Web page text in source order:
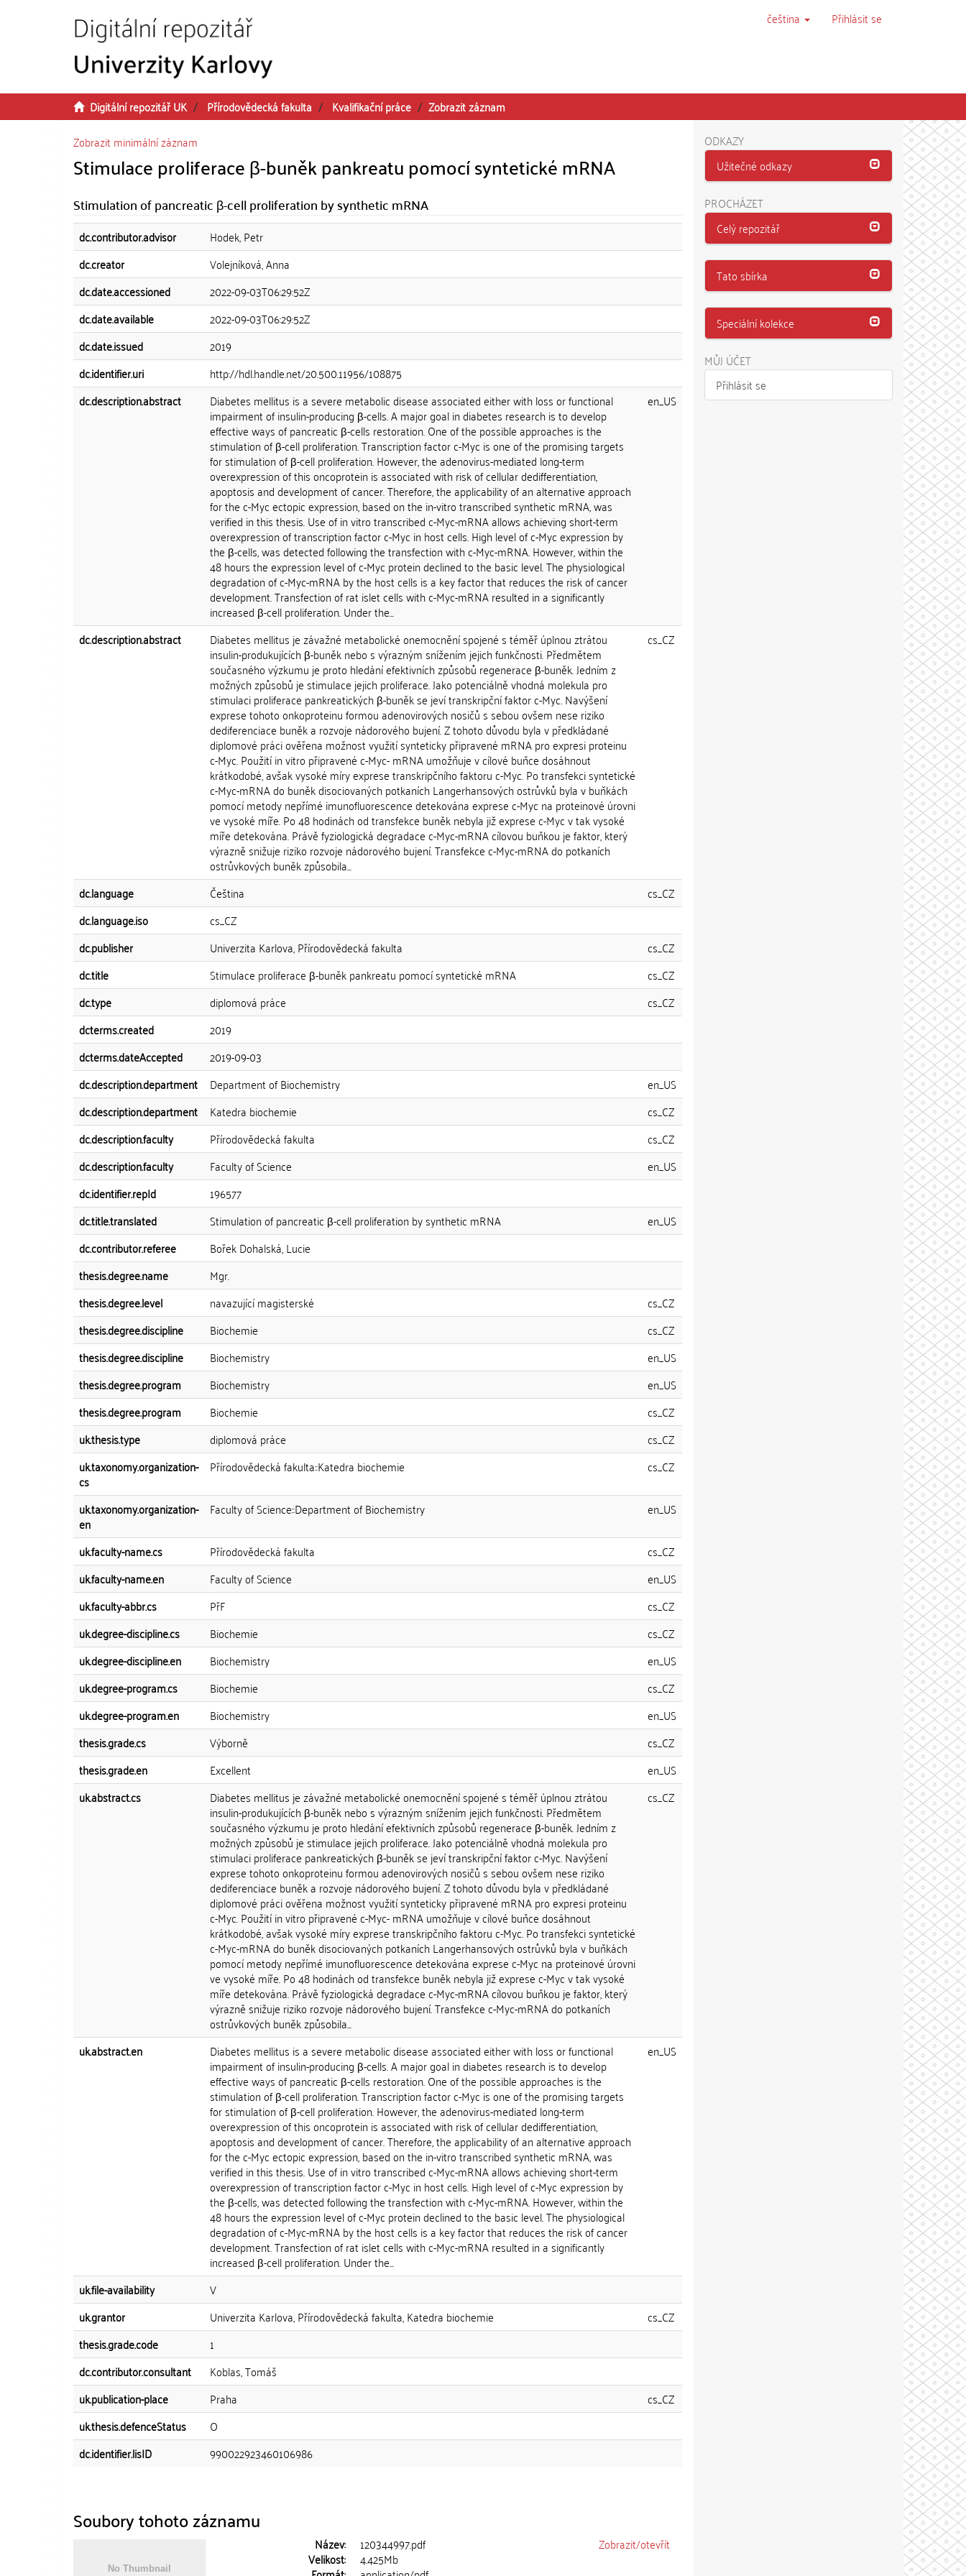
čeština Přihlásit se
Digitální repozitář UK Přírodovědecká fakulta Kvalifikační práce
Zobrazit záznam
Zobrazit minimální záznam
Stimulace proliferace β-buněk pankreatu pomocí syntetické mRNA
Stimulation of pancreatic β-cell proliferation by synthetic mRNA
dc.contributor.advisor
Hodek, Petr
dc.creator
Volejníková, Anna
dc.date.accessioned
2022-09-03T06:29:52Z
dc.date.available
2022-09-03T06:29:52Z
dc.date.issued
2019
dc.identifier.uri
http://hdl.handle.net/20.500.11956/108875
dc.description.abstract
Diabetes mellitus is a severe metabolic disease associated either with loss or functional
impairment of insulin-producing β-cells. A major goal in diabetes research is to develop
effective ways of pancreatic β-cells restoration. One of the possible approaches is the
stimulation of β-cell proliferation. Transcription factor c-Myc is one of the promising targets
for stimulation of β-cell proliferation. However, the adenovirus-mediated long-term
overexpression of this oncoprotein is associated with risk of cellular dedifferentiation,
apoptosis and development of cancer. Therefore, the applicability of an alternative approach
for the c-Myc ectopic expression, based on the in-vitro transcribed synthetic mRNA, was
verified in this thesis. Use of in vitro transcribed c-Myc-mRNA allows achieving short-term
overexpression of transcription factor c-Myc in host cells. High level of c-Myc expression by
the β-cells, was detected following the transfection with c-Myc-mRNA. However, within the
48 hours the expression level of c-Myc protein declined to the basic level. The physiological
degradation of c-Myc-mRNA by the host cells is a key factor that reduces the risk of cancer
development. Transfection of rat islet cells with c-Myc-mRNA resulted in a significantly
increased β-cell proliferation. Under the...
en_US
dc.description.abstract Diabetes mellitus je závažné metabolické onemocnění spojené s téměř úplnou ztrátou
insulin-produkujících β-buněk nebo s výrazným snížením jejich funkčnosti. Předmětem
současného výzkumu je proto hledání efektivních způsobů regenerace β-buněk. Jedním z
možných způsobů je stimulace jejich proliferace. Jako potenciálně vhodná molekula pro
stimulaci proliferace pankreatických β-buněk se jeví transkripční faktor c-Myc. Navýšení
exprese tohoto onkoproteinu formou adenovirových nosičů s sebou ovšem nese riziko
dediferenciace buněk a rozvoje nádorového bujení. Z tohoto důvodu byla v předkládané
diplomové práci ověřena možnost využití synteticky připravené mRNA pro expresi proteinu
c-Myc. Použití in vitro připravené c-Myc- mRNA umožňuje v cílové buňce dosáhnout
krátkodobé, avšak vysoké míry exprese transkripčního faktoru c-Myc. Po transfekci syntetické
c-Myc-mRNA do buněk disociovaných potkaních Langerhansových ostrůvků byla v buňkách
pomocí metody nepřímé imunofluorescence detekována exprese c-Myc na proteinové úrovni
ve vysoké míře. Po 48 hodinách od transfekce buněk nebyla již exprese c-Myc v tak vysoké
míře detekována. Právě fyziologická degradace c-Myc-mRNA cílovou buňkou je faktor, který
výrazně snižuje riziko rozvoje nádorového bujení. Transfekce c-Myc-mRNA do potkaních
ostrůvkových buněk způsobila...
cs_CZ
dc.language Čeština
cs_CZ
dc.language.iso
cs_CZ
dc.publisher
Univerzita Karlova, Přírodovědecká fakulta
cs_CZ
dc.title
Stimulace proliferace β-buněk pankreatu pomocí syntetické mRNA
cs_CZ
dc.type
diplomová práce
cs_CZ
dcterms.created
2019
dcterms.dateAccepted
2019-09-03
dc.description.department
Department of Biochemistry
en_US
dc.description.department
Katedra biochemie
cs_CZ
dc.description.faculty
Přírodovědecká fakulta
cs_CZ
dc.description.faculty
Faculty of Science
en_US
dc.identifier.repId
196577
dc.title.translated
Stimulation of pancreatic β-cell proliferation by synthetic mRNA
en_US
dc.contributor.referee
Bořek Dohalská, Lucie
thesis.degree.name
Mgr.
thesis.degree.level
navazující magisterské
cs_CZ
thesis.degree.discipline
Biochemie
cs_CZ
thesis.degree.discipline
Biochemistry
en_US
thesis.degree.program
Biochemistry
en_US
thesis.degree.program
Biochemie
cs_CZ
uk.thesis.type
diplomová práce
cs_CZ
uk.taxonomy.organization-
cs
Přírodovědecká fakulta::Katedra biochemie cs_CZ
uk.taxonomy.organization-
en
Faculty of Science::Department of Biochemistry en_US
uk.faculty-name.cs Přírodovědecká fakulta
cs_CZ
uk.faculty-name.en
Faculty of Science
en_US
uk.faculty-abbr.cs
PřF
cs_CZ
uk.degree-discipline.cs
Biochemie
cs_CZ
uk.degree-discipline.en
Biochemistry
en_US
uk.degree-program.cs
Biochemie
cs_CZ
uk.degree-program.en
Biochemistry
en_US
thesis.grade.cs
Výborně
cs_CZ
thesis.grade.en
Excellent
en_US
uk.abstract.cs
Diabetes mellitus je závažné metabolické onemocnění spojené s téměř úplnou ztrátou
insulin-produkujících β-buněk nebo s výrazným snížením jejich funkčnosti. Předmětem
současného výzkumu je proto hledání efektivních způsobů regenerace β-buněk. Jedním z
možných způsobů je stimulace jejich proliferace. Jako potenciálně vhodná molekula pro
stimulaci proliferace pankreatických β-buněk se jeví transkripční faktor c-Myc. Navýšení
exprese tohoto onkoproteinu formou adenovirových nosičů s sebou ovšem nese riziko
dediferenciace buněk a rozvoje nádorového bujení. Z tohoto důvodu byla v předkládané
diplomové práci ověřena možnost využití synteticky připravené mRNA pro expresi proteinu
c-Myc. Použití in vitro připravené c-Myc- mRNA umožňuje v cílové buňce dosáhnout
krátkodobé, avšak vysoké míry exprese transkripčního faktoru c-Myc. Po transfekci syntetické
c-Myc-mRNA do buněk disociovaných potkaních Langerhansových ostrůvků byla v buňkách
pomocí metody nepřímé imunofluorescence detekována exprese c-Myc na proteinové úrovni
ve vysoké míře. Po 48 hodinách od transfekce buněk nebyla již exprese c-Myc v tak vysoké
míře detekována. Právě fyziologická degradace c-Myc-mRNA cílovou buňkou je faktor, který
výrazně snižuje riziko rozvoje nádorového bujení. Transfekce c-Myc-mRNA do potkaních
ostrůvkových buněk způsobila...
cs_CZ
uk.abstract.en Diabetes mellitus is a severe metabolic disease associated either with loss or functional
impairment of insulin-producing β-cells. A major goal in diabetes research is to develop
effective ways of pancreatic β-cells restoration. One of the possible approaches is the
stimulation of β-cell proliferation. Transcription factor c-Myc is one of the promising targets
for stimulation of β-cell proliferation. However, the adenovirus-mediated long-term
overexpression of this oncoprotein is associated with risk of cellular dedifferentiation,
apoptosis and development of cancer. Therefore, the applicability of an alternative approach
for the c-Myc ectopic expression, based on the in-vitro transcribed synthetic mRNA, was
verified in this thesis. Use of in vitro transcribed c-Myc-mRNA allows achieving short-term
overexpression of transcription factor c-Myc in host cells. High level of c-Myc expression by
the β-cells, was detected following the transfection with c-Myc-mRNA. However, within the
48 hours the expression level of c-Myc protein declined to the basic level. The physiological
degradation of c-Myc-mRNA by the host cells is a key factor that reduces the risk of cancer
development. Transfection of rat islet cells with c-Myc-mRNA resulted in a significantly
increased β-cell proliferation. Under the...
en_US
uk.file-availability
V
uk.grantor
Univerzita Karlova, Přírodovědecká fakulta, Katedra biochemie
cs_CZ
thesis.grade.code
1
dc.contributor.consultant
Koblas, Tomáš
uk.publication-place
Praha
cs_CZ
uk.thesis.defenceStatus
O
dc.identifier.lisID
990022923460106986
Soubory tohoto záznamu
Název: 120344997.pdf
Velikost: 4.425Mb
Zobrazit/otevřít
ODKAZY
Užitečné odkazy
PROCHÁZET
Celý repozitář
Tato sbírka
Speciální kolekce
MŮJ ÚČET
Přihlásit se